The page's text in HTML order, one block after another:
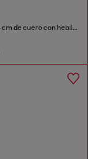
Cinturón 4 cm de cuero con hebilla mate Oval D